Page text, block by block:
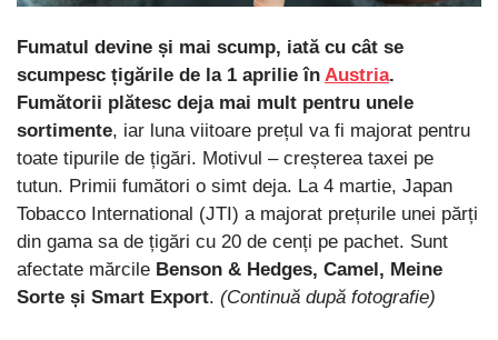
Fumatul devine și mai scump, iată cu cât se
scumpesc țigările de la 1 aprilie în Austria.
Fumătorii plătesc deja mai mult pentru unele
sortimente, iar luna viitoare prețul va fi majorat pentru
toate tipurile de țigări. Motivul – creșterea taxei pe
tutun. Primii fumători o simt deja. La 4 martie, Japan
Tobacco International (JTI) a majorat prețurile unei părți
din gama sa de țigări cu 20 de cenți pe pachet. Sunt
afectate mărcile Benson & Hedges, Camel, Meine
Sorte și Smart Export. (Continuă după fotografie)